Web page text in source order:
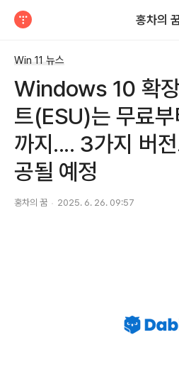
홍차의
Win 11 뉴스
Windows 10 확장
트(ESU)는 무료
까지.... 3가지 버
공될 예정
홍차의 꿈 2025. 6. 26. 09:57